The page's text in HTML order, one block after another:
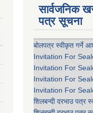
सार्वजनिक
पत्र सूचना
बोलपत्र स्वीकृत गर्ने
Invitation For
Invitation For
Invitation For
Invitation For
शिलबन्दी दरभाउ पत्र